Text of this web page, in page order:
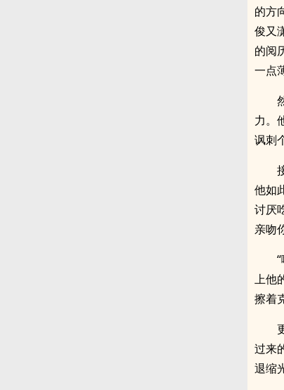
的方
俊又
的阅
一点
力。
讽刺
他如
讨厌
亲吻
上他
擦着
过来
退缩